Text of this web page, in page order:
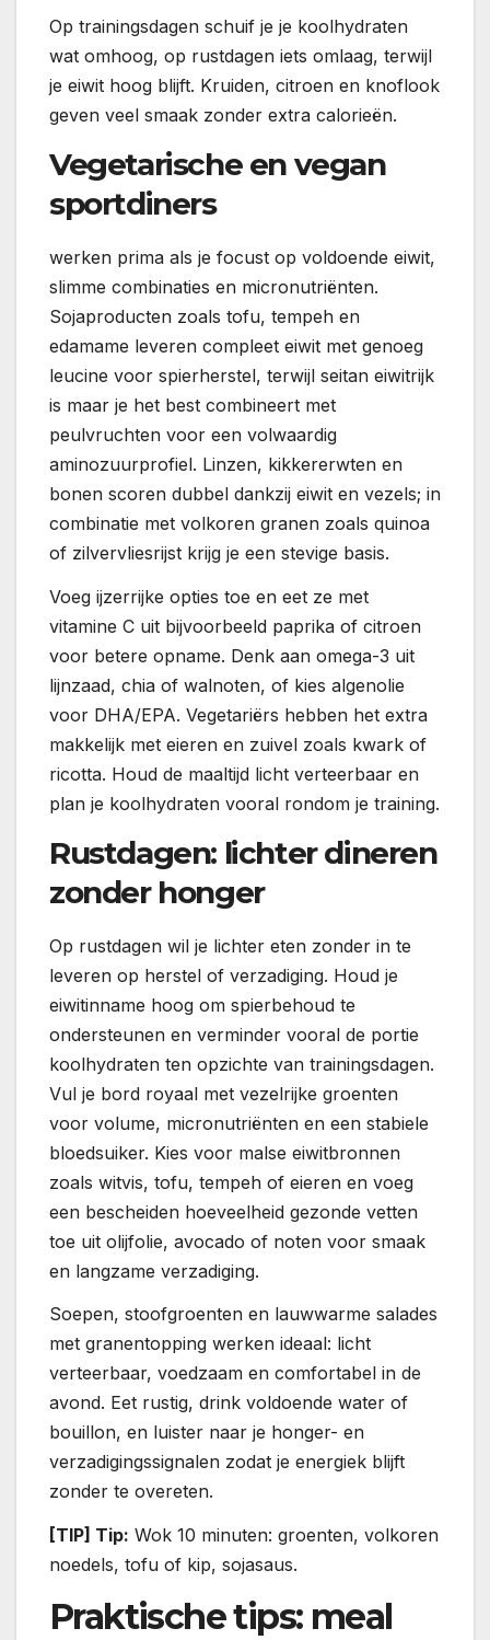
Op trainingsdagen schuif je je koolhydraten
wat omhoog, op rustdagen iets omlaag, terwijl
je eiwit hoog blijft. Kruiden, citroen en knoflook
geven veel smaak zonder extra calorieën.
Vegetarische en vegan
sportdiners
werken prima als je focust op voldoende eiwit,
slimme combinaties en micronutriënten.
Sojaproducten zoals tofu, tempeh en
edamame leveren compleet eiwit met genoeg
leucine voor spierherstel, terwijl seitan eiwitrijk
is maar je het best combineert met
peulvruchten voor een volwaardig
aminozuurprofiel. Linzen, kikkererwten en
bonen scoren dubbel dankzij eiwit en vezels; in
combinatie met volkoren granen zoals quinoa
of zilvervliesrijst krijg je een stevige basis.
Voeg ijzerrijke opties toe en eet ze met
vitamine C uit bijvoorbeeld paprika of citroen
voor betere opname. Denk aan omega-3 uit
lijnzaad, chia of walnoten, of kies algenolie
voor DHA/EPA. Vegetariërs hebben het extra
makkelijk met eieren en zuivel zoals kwark of
ricotta. Houd de maaltijd licht verteerbaar en
plan je koolhydraten vooral rondom je training.
Rustdagen: lichter dineren
zonder honger
Op rustdagen wil je lichter eten zonder in te
leveren op herstel of verzadiging. Houd je
eiwitinname hoog om spierbehoud te
ondersteunen en verminder vooral de portie
koolhydraten ten opzichte van trainingsdagen.
Vul je bord royaal met vezelrijke groenten
voor volume, micronutriënten en een stabiele
bloedsuiker. Kies voor malse eiwitbronnen
zoals witvis, tofu, tempeh of eieren en voeg
een bescheiden hoeveelheid gezonde vetten
toe uit olijfolie, avocado of noten voor smaak
en langzame verzadiging.
Soepen, stoofgroenten en lauwwarme salades
met granentopping werken ideaal: licht
verteerbaar, voedzaam en comfortabel in de
avond. Eet rustig, drink voldoende water of
bouillon, en luister naar je honger- en
verzadigingssignalen zodat je energiek blijft
zonder te overeten.
[TIP] Tip: Wok 10 minuten: groenten, volkoren
noedels, tofu of kip, sojasaus.
Praktische tips: meal